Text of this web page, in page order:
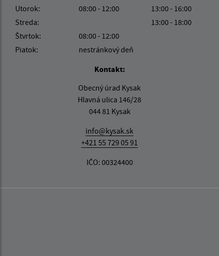
Utorok:
08:00 - 12:00
13:00 - 16:00
Streda:
13:00 - 18:00
Štvrtok:
08:00 - 12:00
Piatok:
nestránkový deň
Kontakt:
Obecný úrad Kysak
Hlavná ulica 146/28
044 81 Kysak
info@kysak.sk
+421 55 729 05 91
IČO: 00324400